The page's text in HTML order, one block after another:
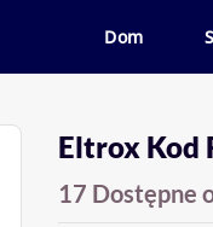
Dom
Eltrox Kod
17 Dostępne